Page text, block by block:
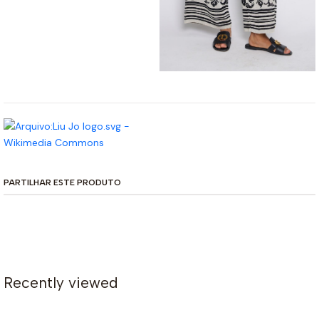
PARTILHAR ESTE PRODUTO
Recently viewed